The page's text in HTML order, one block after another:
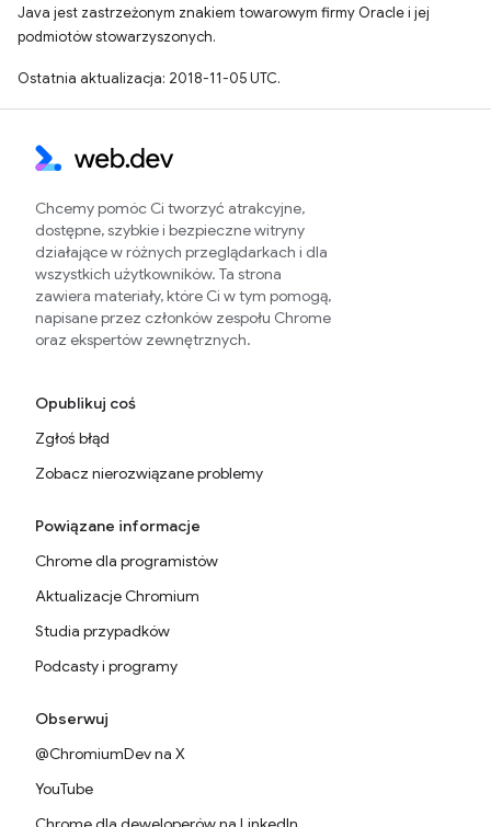
Java jest zastrzeżonym znakiem towarowym firmy Oracle i jej
podmiotów stowarzyszonych.
Ostatnia aktualizacja: 2018-11-05 UTC.
Chcemy pomóc Ci tworzyć atrakcyjne,
dostępne, szybkie i bezpieczne witryny
działające w różnych przeglądarkach i dla
wszystkich użytkowników. Ta strona
zawiera materiały, które Ci w tym pomogą,
napisane przez członków zespołu Chrome
oraz ekspertów zewnętrznych.
Opublikuj coś
Zgłoś błąd
Zobacz nierozwiązane problemy
Powiązane informacje
Chrome dla programistów
Aktualizacje Chromium
Studia przypadków
Podcasty i programy
Obserwuj
@ChromiumDev na X
YouTube